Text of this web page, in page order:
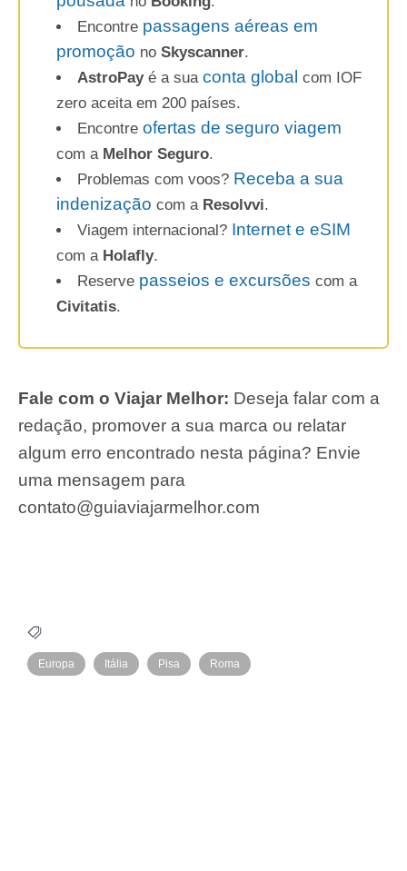
Encontre passagens aéreas em
promoção no Skyscanner.
AstroPayé a sua conta global com IOF
zero aceita em 200 países.
Encontre ofertas de seguro viagem
com a Melhor Seguro.
Problemas com voos? Receba a sua
indenização com a Resolvvi.
Viagem internacional? Internet e eSIM
com a Holafly.
Reserve passeios e excursões com a
Civitatis.
Fale com o Viajar Melhor: Deseja falar com a
redação, promover a sua marca ou relatar
algum erro encontrado nesta página? Envie
uma mensagem para
contato@guiaviajarmelhor.com
Europa Itália Pisa Roma